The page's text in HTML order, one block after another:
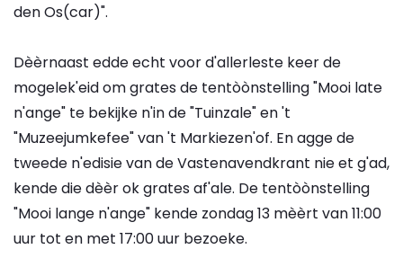
den Os(car)".
Dèèrnaast edde echt voor d'allerleste keer de
mogelek'eid om grates de tentòònstelling "Mooi late
n'ange" te bekijke n'in de "Tuinzale" en 't
"Muzeejumkefee" van 't Markiezen'of. En agge de
tweede n'edisie van de Vastenavendkrant nie et g'ad,
kende die dèèr ok grates af'ale. De tentòònstelling
"Mooi lange n'ange" kende zondag 13 mèèrt van 11:00
uur tot en met 17:00 uur bezoeke.